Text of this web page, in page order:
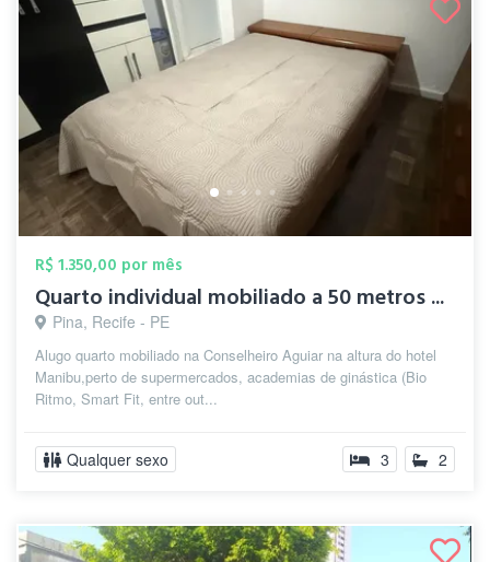
R$ 1.350,00 por mês
Quarto individual mobiliado a 50 metros ...
Pina, Recife - PE
Alugo quarto mobiliado na Conselheiro Aguiar na altura do hotel
Manibu,perto de supermercados, academias de ginástica (Bio
Ritmo, Smart Fit, entre out...
Qualquer sexo 3 2